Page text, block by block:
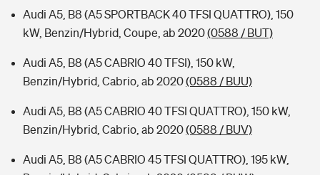
Audi A5, B8 (A5 SPORTBACK 40 TFSI QUATTRO), 150
kW, Benzin/Hybrid, Coupe, ab 2020(0588 / BUT)
Audi A5, B8 (A5 CABRIO 40 TFSI), 150 kW,
Benzin/Hybrid, Cabrio, ab 2020(0588 / BUU)
Audi A5, B8 (A5 CABRIO 40 TFSI QUATTRO), 150 kW,
Benzin/Hybrid, Cabrio, ab 2020(0588 / BUV)
Audi A5, B8 (A5 CABRIO 45 TFSI QUATTRO), 195 kW,